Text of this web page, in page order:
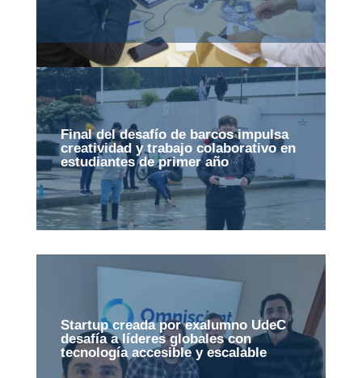
Final del desafío de barcos impulsa
creatividad y trabajo colaborativo en
estudiantes de primer año
Startup creada por exalumno UdeC
desafía a líderes globales con
tecnología accesible y escalable